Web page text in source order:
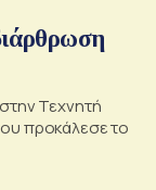
Τεχνητή
προκάλεσε το